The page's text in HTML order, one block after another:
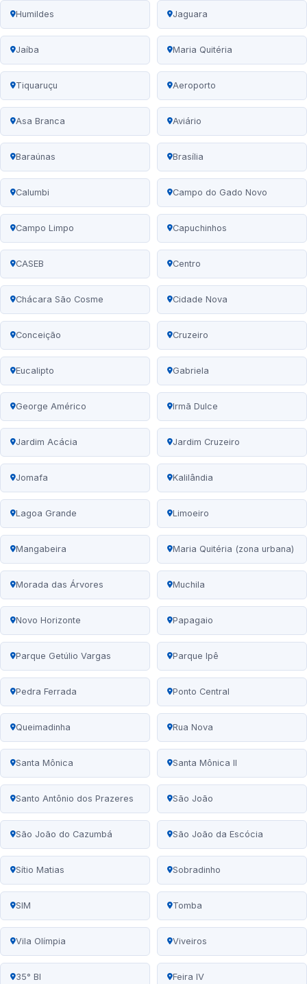
Humildes Jaguara
Jaíba Maria Quitéria
Tiquaruçu Aeroporto
Asa Branca Aviário
Baraúnas Brasília
Calumbi Campo do Gado Novo
Campo Limpo Capuchinhos
CASEB Centro
Chácara São Cosme Cidade Nova
Conceição Cruzeiro
Eucalipto Gabriela
George Américo Irmã Dulce
Jardim Acácia Jardim Cruzeiro
Jomafa Kalilândia
Lagoa Grande Limoeiro
Mangabeira Maria Quitéria (zona urbana)
Morada das Árvores Muchila
Novo Horizonte Papagaio
Parque Getúlio Vargas Parque Ipê
Pedra Ferrada Ponto Central
Queimadinha Rua Nova
Santa Mônica Santa Mônica II
Santo Antônio dos Prazeres São João
São João do Cazumbá São João da Escócia
Sítio Matias Sobradinho
SIM Tomba
Vila Olímpia Viveiros
35° BI Feira IV